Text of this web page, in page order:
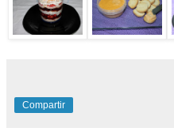
Compartir